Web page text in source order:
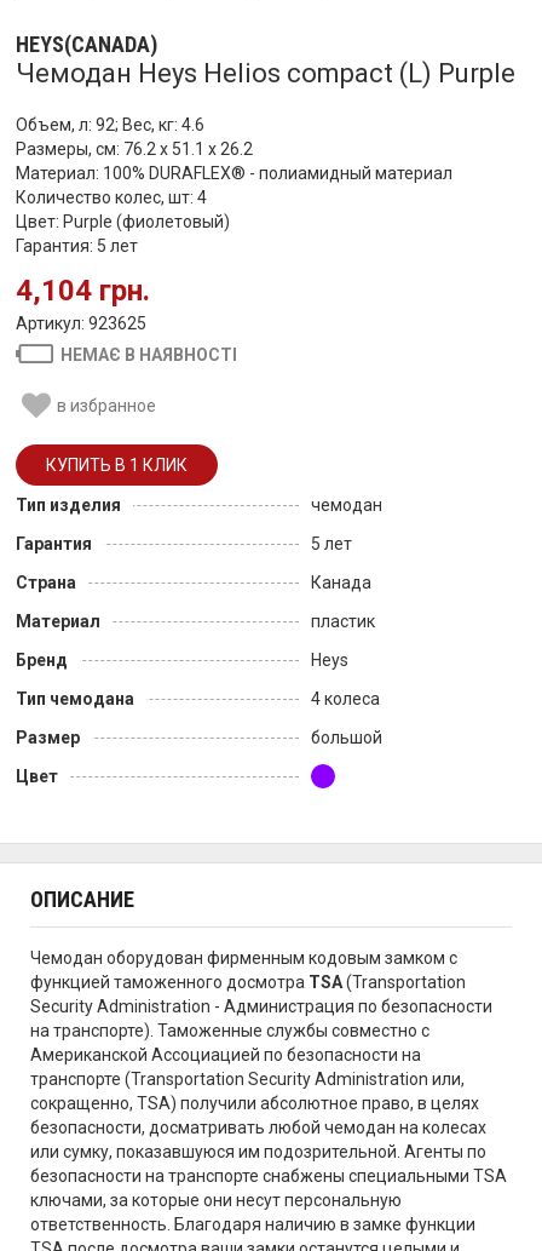
HEYS(CANADA)
Чемодан Heys Helios compact (L) Purple
Объем, л: 92; Вес, кг: 4.6
Размеры, см: 76.2 x 51.1 x 26.2
Материал: 100% DURAFLEX® - полиамидный материал
Количество колес, шт: 4
Цвет: Purple (фиолетовый)
Гарантия: 5 лет
4,104 грн.
Артикул: 923625
НЕМАЄ В НАЯВНОСТІ
в избранное
Тип изделия
чемодан
Гарантия
5 лет
Страна
Канада
Материал
пластик
Бренд
Heys
Тип чемодана
4 колеса
Размер
большой
Цвет
ОПИСАНИЕ
Чемодан оборудован фирменным кодовым замком с
функцией таможенного досмотра TSA(Transportation
Security Administration - Администрация по безопасности
на транспорте). Таможенные службы совместно с
Американской Ассоциацией по безопасности на
транспорте (Transportation Security Administration или,
сокращенно, TSA) получили абсолютное право, в целях
безопасности, досматривать любой чемодан на колесах
или сумку, показавшуюся им подозрительной. Агенты по
безопасности на транспорте снабжены специальными TSA
ключами, за которые они несут персональную
ответственность. Благодаря наличию в замке функции